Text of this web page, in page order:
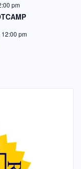
pm
12:00 pm